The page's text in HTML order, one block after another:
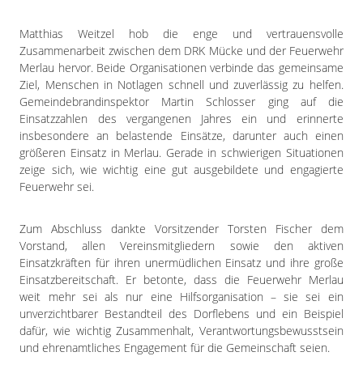
Matthias Weitzel hob die enge und vertrauensvolle
Zusammenarbeit zwischen dem DRK Mücke und der Feuerwehr
Merlau hervor. Beide Organisationen verbinde das gemeinsame
Ziel, Menschen in Notlagen schnell und zuverlässig zu helfen.
Gemeindebrandinspektor Martin Schlosser ging auf die
Einsatzzahlen des vergangenen Jahres ein und erinnerte
insbesondere an belastende Einsätze, darunter auch einen
größeren Einsatz in Merlau. Gerade in schwierigen Situationen
zeige sich, wie wichtig eine gut ausgebildete und engagierte
Feuerwehr sei.
Zum Abschluss dankte Vorsitzender Torsten Fischer dem
Vorstand, allen Vereinsmitgliedern sowie den aktiven
Einsatzkräften für ihren unermüdlichen Einsatz und ihre große
Einsatzbereitschaft. Er betonte, dass die Feuerwehr Merlau
weit mehr sei als nur eine Hilfsorganisation – sie sei ein
unverzichtbarer Bestandteil des Dorflebens und ein Beispiel
dafür, wie wichtig Zusammenhalt, Verantwortungsbewusstsein
und ehrenamtliches Engagement für die Gemeinschaft seien.